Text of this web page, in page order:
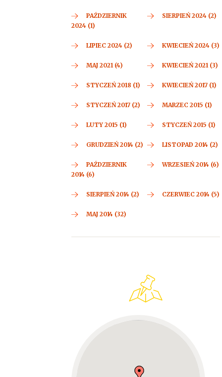
PAŹDZIERNIK
2024 (1)
SIERPIEŃ 2024 (2)
LIPIEC 2024 (2) KWIECIEŃ 2024 (3)
MAJ 2021 (4) KWIECIEŃ 2021 (3)
STYCZEŃ 2018 (1) KWIECIEŃ 2017 (1)
STYCZEŃ 2017 (2) MARZEC 2015 (1)
LUTY 2015 (1) STYCZEŃ 2015 (1)
GRUDZIEŃ 2014 (2) LISTOPAD 2014 (2)
PAŹDZIERNIK
2014 (6)
WRZESIEŃ 2014 (6)
SIERPIEŃ 2014 (2) CZERWIEC 2014 (5)
MAJ 2014 (32)